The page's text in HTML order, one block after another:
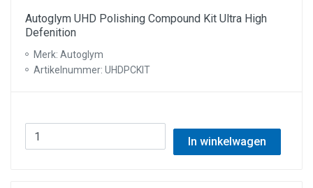
Autoglym UHD Polishing Compound Kit Ultra High
Defenition
Merk: Autoglym
Artikelnummer: UHDPCKIT
In winkelwagen